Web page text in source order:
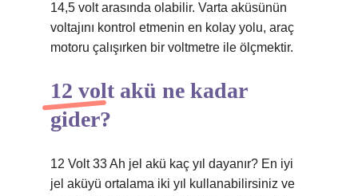
14,5 volt arasında olabilir. Varta aküsünün
voltajını kontrol etmenin en kolay yolu, araç
motoru çalışırken bir voltmetre ile ölçmektir.
12 volt akü ne kadar
gider?
12 Volt 33 Ah jel akü kaç yıl dayanır? En iyi
jel aküyü ortalama iki yıl kullanabilirsiniz ve